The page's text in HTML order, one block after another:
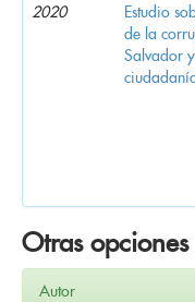
2020
Estudio
de la
Salvador
Otras
Autor